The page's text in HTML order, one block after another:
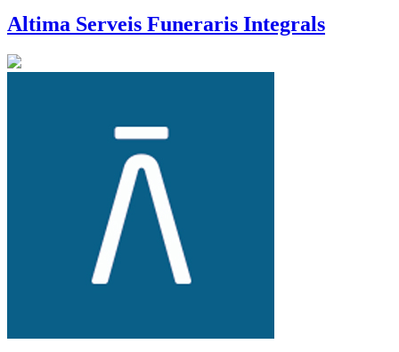
Altima Serveis Funeraris Integrals